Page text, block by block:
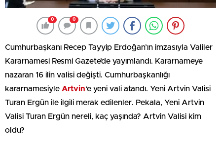
0 0
Cumhurbaşkanı Recep Tayyip Erdoğan’ın imzasıyla Valiler
Kararnamesi Resmi Gazete’de yayımlandı. Kararnameye
nazaran 16 ilin valisi değişti. Cumhurbaşkanlığı
kararnamesiyle Artvin‘e yeni vali atandı. Yeni Artvin Valisi
Turan Ergün ile ilgili merak edilenler. Pekala, Yeni Artvin
Valisi Turan Ergün nereli, kaç yaşında? Artvin Valisi kim
oldu?